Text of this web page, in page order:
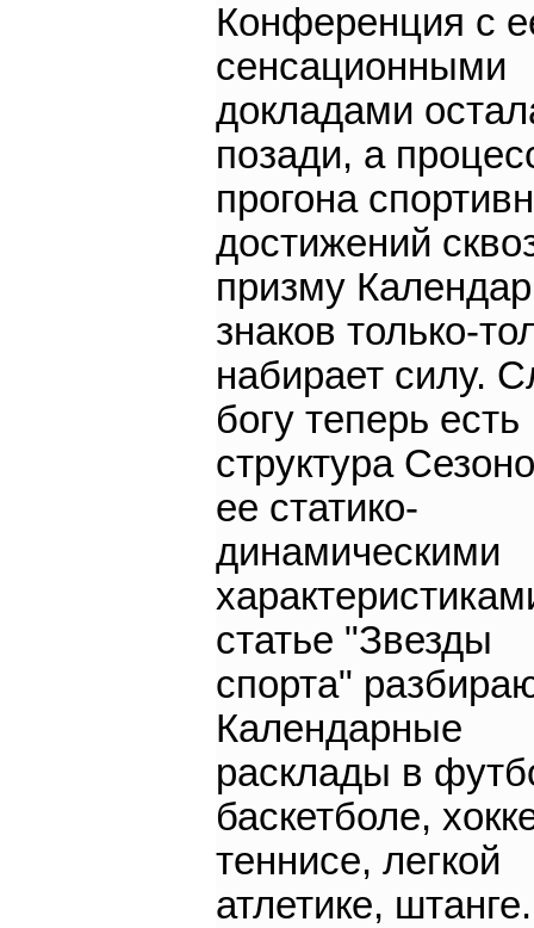
Конференция с
сенсационными
докладами
позади, а
прогона
достижений
призму
знаков только-
набирает силу.
богу теперь есть
структура
ее статико-
динамическими
статье "Звезды
спорта"
Календарные
расклады в
баскетболе,
теннисе, легкой
атлетике,